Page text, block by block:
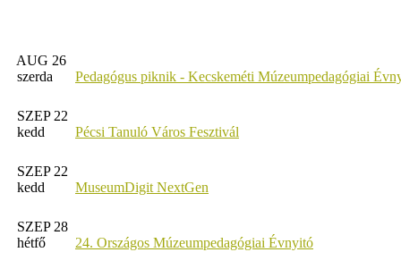
AUG 26
szerda
Pedagógus piknik - Kecskeméti Múzeumpedagógiai
SZEP 22
kedd
Pécsi Tanuló Város Fesztivál
SZEP 22
kedd
MuseumDigit NextGen
SZEP 28
hétfő
24. Országos Múzeumpedagógiai Évnyitó